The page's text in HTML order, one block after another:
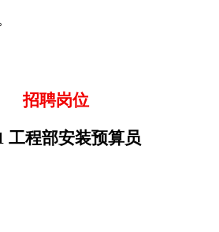
招聘岗位
工程部安装预算员